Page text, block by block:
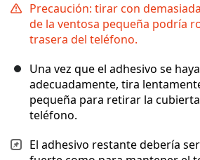
Precaución: tirar con
de la ventosa pequeña podría
trasera del teléfono.
Una vez que el adhesivo se
adecuadamente, tira
pequeña para retirar la
teléfono.
El adhesivo restante debería